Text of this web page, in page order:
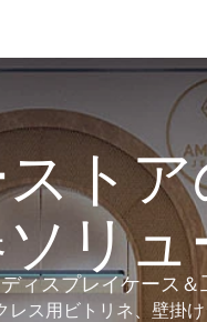
ト
リ
ィスプレイケース
ス用ビトリネ、壁掛